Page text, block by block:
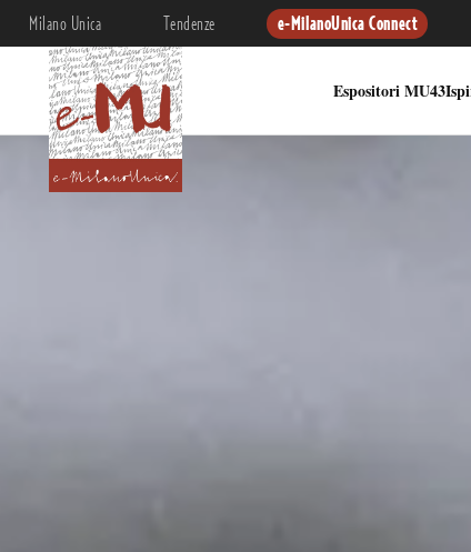
Milano Unica Tendenze e-MilanoUnica Connect
Espositori MU43